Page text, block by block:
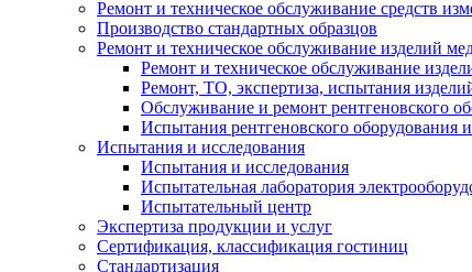
Ремонт и техническое обслуживание средств
Производство стандартных образцов
Ремонт и техническое обслуживание изделий
Ремонт и техническое обслуживание
Ремонт, ТО, экспертиза, испытания
Обслуживание и ремонт рентгеновского
Испытания рентгеновского оборудования
Испытания и исследования
Испытания и исследования
Испытательная лаборатория
Испытательный центр
Экспертиза продукции и услуг
Сертификация, классификация гостиниц
Стандартизация